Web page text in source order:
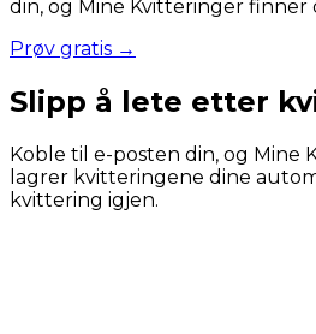
din, og Mine Kvitteringer finner
Prøv gratis →
Slipp å lete etter
Koble til e-posten din, og Mine
lagrer kvitteringene dine
kvittering igjen.